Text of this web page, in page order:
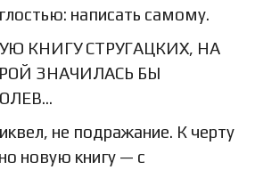
написать самому.
КНИГУ СТРУГАЦКИХ, НА
ЗНАЧИЛАСЬ БЫ
не подражание. К черту
новую книгу — с